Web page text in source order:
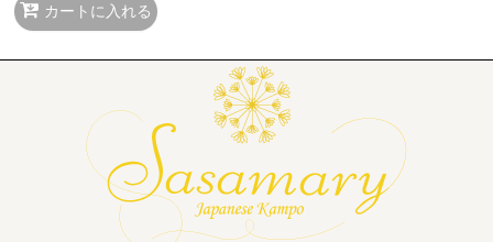
カートに入れる